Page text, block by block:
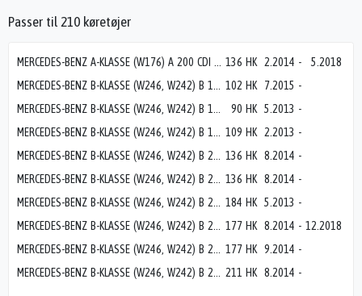
Passer til 210 køretøjer
136 HK 2.2014 -
5.2018
102 HK 7.2015 -
90 HK 5.2013 -
109 HK 2.2013 -
136 HK 8.2014 -
136 HK 8.2014 -
184 HK 5.2013 -
177 HK 8.2014 - 12.2018
177 HK 9.2014 -
211 HK 8.2014 -